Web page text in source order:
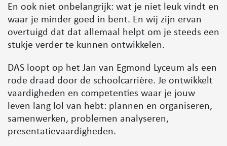
Je leert waar je goed in bent en wat je leuk vindt.
En ook niet onbelangrijk: wat je niet leuk vindt en
waar je minder goed in bent. En wij zijn ervan
overtuigd dat dat allemaal helpt om je steeds een
DAS loopt op het Jan van Egmond Lyceum als een
rode draad door de schoolcarrière. Je ontwikkelt
vaardigheden en competenties waar je jouw
leven lang lol van hebt: plannen en organiseren,
samenwerken, problemen analyseren,